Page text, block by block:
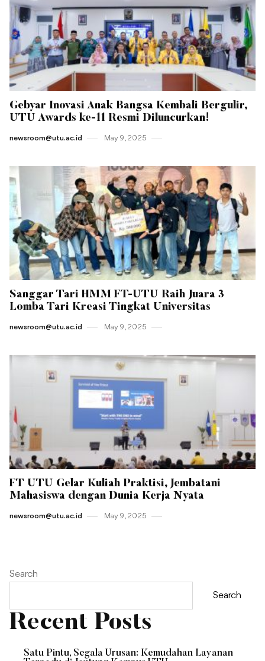
Gebyar Inovasi Anak Bangsa Kembali Bergulir,
UTU Awards ke-11 Resmi Diluncurkan!
newsroom@utu.ac.id May 9 , 2025
Sanggar Tari HMM FT-UTU Raih Juara 3
Lomba Tari Kreasi Tingkat Universitas
newsroom@utu.ac.id May 9 , 2025
FT UTU Gelar Kuliah Praktisi, Jembatani
Mahasiswa dengan Dunia Kerja Nyata
newsroom@utu.ac.id May 9 , 2025
Search
Search
Recent Posts
Satu Pintu, Segala Urusan: Kemudahan Layanan